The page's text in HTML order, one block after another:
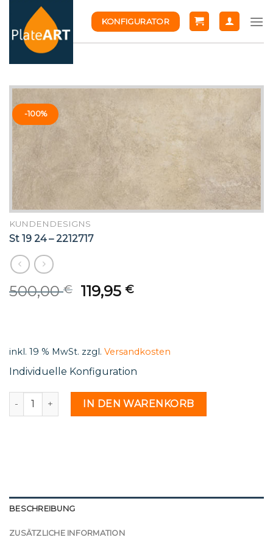
content
KONFIGURATOR
-100%
KUNDENDESIGNS
St 19 24 – 2212717
500,00€
Original
119,95€Current
inkl. 19 % MwSt. zzgl. Versandkosten
Individuelle Konfiguration
St 19 24 - 2212717 MengeIN DEN WARENKORB
BESCHREIBUNG
ZUSÄTZLICHE INFORMATION